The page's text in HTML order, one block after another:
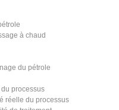
à chaud
du pétrole
processus
réelle du processus